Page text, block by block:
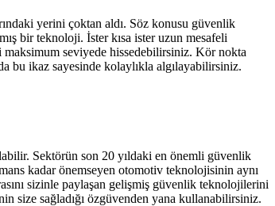
yerini çoktan aldı. Söz konusu güvenlik
bir teknoloji. İster kısa ister uzun mesafeli
seviyede hissedebilirsiniz. Kör nokta
bu ikaz sayesinde kolaylıkla algılayabilirsiniz.
Sektörün son 20 yıldaki en önemli güvenlik
kadar önemseyen otomotiv teknolojisinin aynı
sizinle paylaşan gelişmiş güvenlik teknolojilerini
size sağladığı özgüvenden yana kullanabilirsiniz.